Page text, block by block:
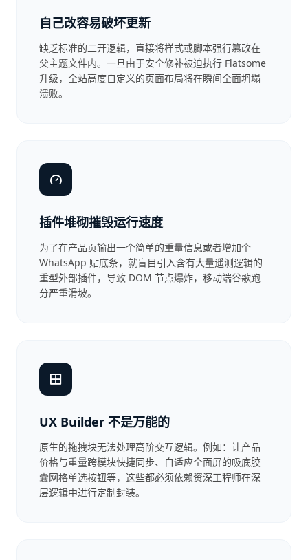
自己改容易破坏更新
缺乏标准的二开逻辑，直接将样式或脚本强行篡改在
父主题文件内。一旦由于安全修补被迫执行 Flatsome
升级，全站高度自定义的页面布局将在瞬间全面坍塌
溃败。
插件堆砌摧毁运行速度
为了在产品页输出一个简单的重量信息或者增加个
WhatsApp 贴底条，就盲目引入含有大量遥测逻辑的
重型外部插件，导致 DOM 节点爆炸，移动端谷歌跑
分严重滑坡。
UX Builder 不是万能的
原生的拖拽块无法处理高阶交互逻辑。例如：让产品
价格与重量跨模块快捷同步、自适应全面屏的吸底胶
囊网格单选按钮等，这些都必须依赖资深工程师在深
层逻辑中进行定制封装。